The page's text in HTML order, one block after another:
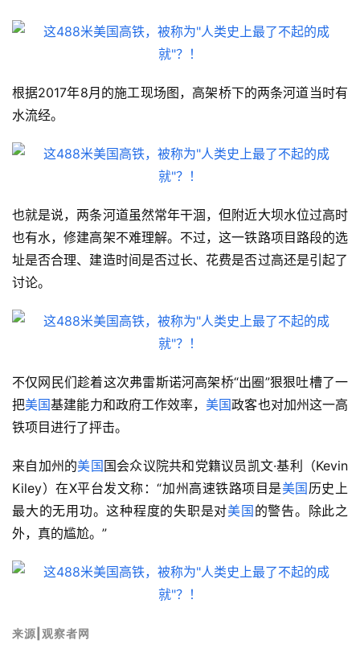
根据2017年8月的施工现场图，高架桥下的两条河道当时有
水流经。
也就是说，两条河道虽然常年干涸，但附近大坝水位过高时
也有水，修建高架不难理解。不过，这一铁路项目路段的选
址是否合理、建造时间是否过长、花费是否过高还是引起了
讨论。
不仅网民们趁着这次弗雷斯诺河高架桥“出圈”狠狠吐槽了一
把美国基建能力和政府工作效率，美国政客也对加州这一高
铁项目进行了抨击。
来自加州的美国 国会众议院共和党籍议员凯文·基利（Kevin
Kiley）在X平台发文称：“加州高速铁路项目是美国 历史上
最大的无用功。这种程度的失职是对美国 的警告。除此之
外，真的尴尬。”
来源|观察者网